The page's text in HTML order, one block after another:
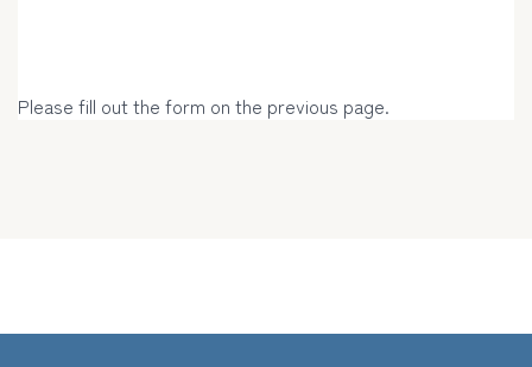
Please fill out the form on the previous page.